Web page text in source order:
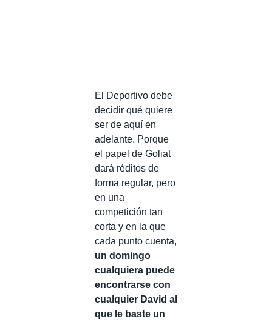
El Deportivo debe
decidir qué quiere
ser de aquí en
adelante. Porque
el papel de Goliat
dará réditos de
forma regular, pero
en una
competición tan
corta y en la que
cada punto cuenta,
un domingo
cualquiera puede
encontrarse con
cualquier David al
que le baste un